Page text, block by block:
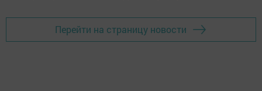
Перейти на страницу новости